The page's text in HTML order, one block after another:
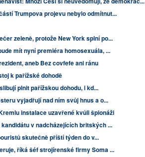
Trumpova projevu nebylo odmítnut...
zeleně, protože New York splní po...
mít nyní premiéra homosexuála, ...
aneb Bez covfefe ani ránu
k pařížské dohodě
plnit pařížskou dohodu, i kd...
vyjadřují nad ním svůj hnus a o...
instalace uzavřené kvůli špionáži
v nadcházejících britských ...
skutečně příští týden do v...
říká šéf strojírenské firmy Soma ...